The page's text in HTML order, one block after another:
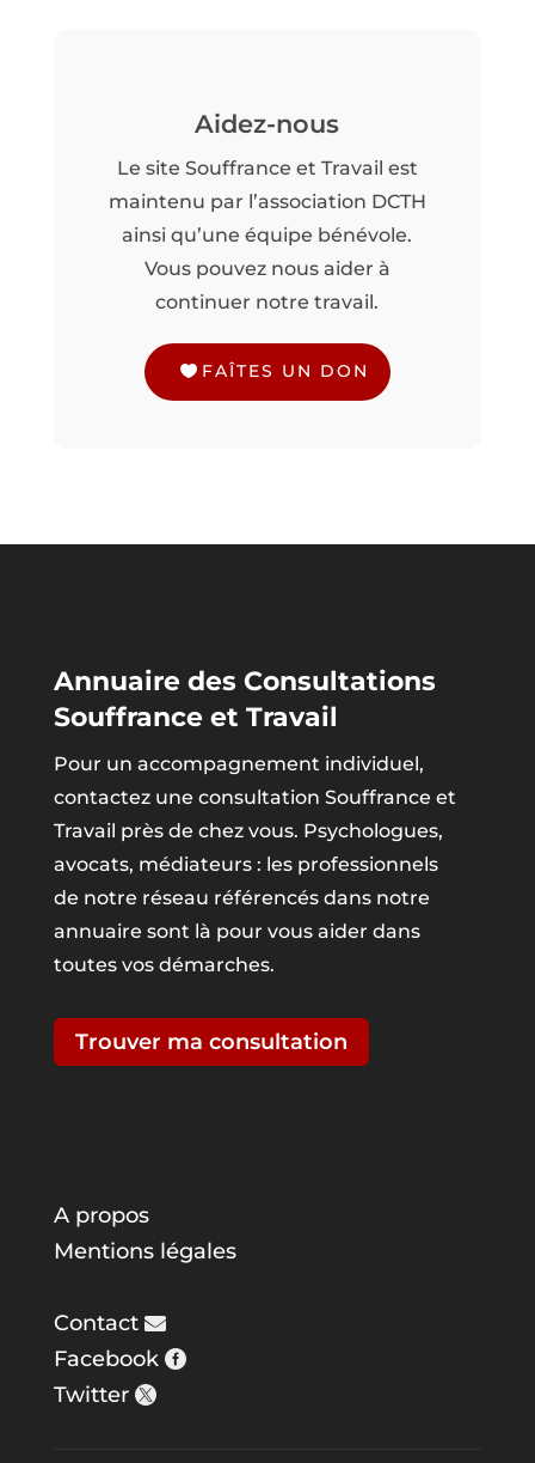
Aidez-nous
Le site Souffrance et Travail est
maintenu par l’association DCTH
ainsi qu’une équipe bénévole.
Vous pouvez nous aider à
continuer notre travail.
FAÎTES UN DON
Annuaire des Consultations
Souffrance et Travail
Pour un accompagnement individuel,
contactez une consultation Souffrance et
Travail près de chez vous. Psychologues,
avocats, médiateurs : les professionnels
de notre réseau référencés dans notre
annuaire sont là pour vous aider dans
toutes vos démarches.
Trouver ma consultation
A propos
Mentions légales
Contact
Facebook
Twitter